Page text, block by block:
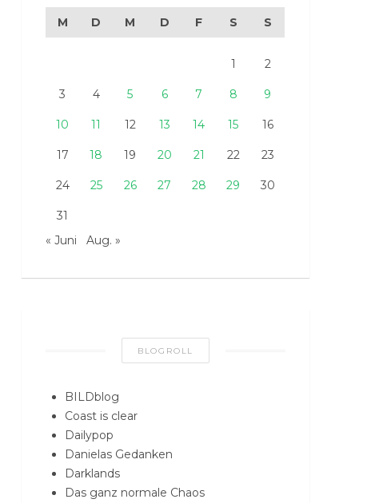
M D M D F S S
1 2
3 4 5 6 7 8 9
10 11 12 13 14 15 16
17 18 19 20 21 22 23
24 25 26 27 28 29 30
31
« Juni
Aug. »
BLOGROLL
BILDblog
Coast is clear
Dailypop
Danielas Gedanken
Darklands
Das ganz normale Chaos